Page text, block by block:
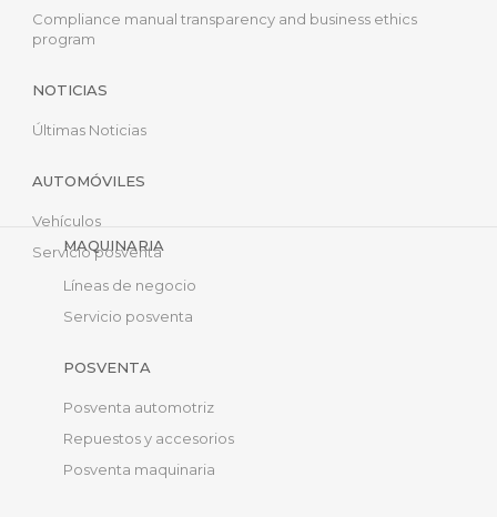
Compliance manual transparency and business ethics
program
NOTICIAS
Últimas Noticias
AUTOMÓVILES
Vehículos
Servicio posventa
MAQUINARIA
Líneas de negocio
Servicio posventa
POSVENTA
Posventa automotriz
Repuestos y accesorios
Posventa maquinaria